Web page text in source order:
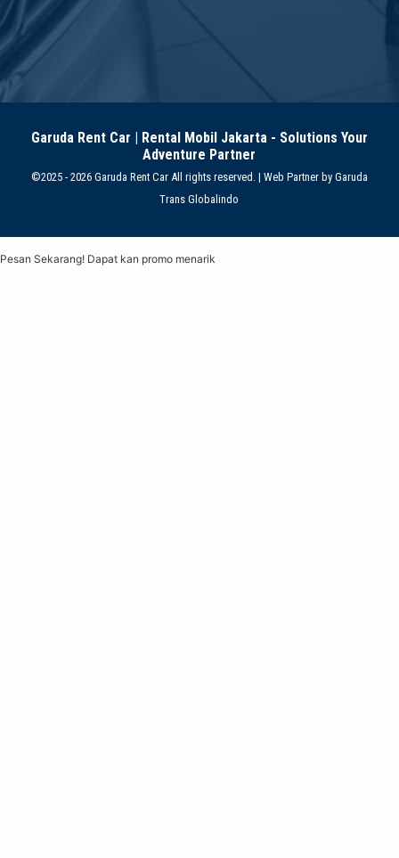
Garuda Rent Car | Rental Mobil Jakarta - Solutions Your
Adventure Partner
©2025 - 2026 Garuda Rent Car All rights reserved. | Web Partner by Garuda
Trans Globalindo
Pesan Sekarang! Dapat kan promo menarik